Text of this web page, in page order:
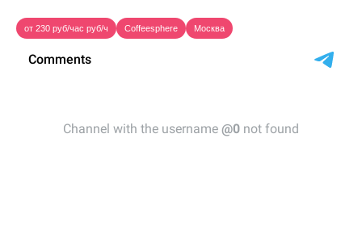
от 230 руб/час руб/ч Coffeesphere Москва